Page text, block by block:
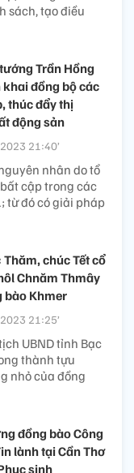
sách, tạo điều
Trần Hồng
khai đồng bộ các
thúc đẩy thị
động sản
21:40’
nhân do tổ
cập trong các
từ đó có giải pháp
Thăm, chúc Tết cổ
Chnăm Thmây
bào Khmer
21:25’
UBND tỉnh Bạc
thành tựu
nhỏ của đồng
đồng bào Công
lành tại Cần Thơ
sinh